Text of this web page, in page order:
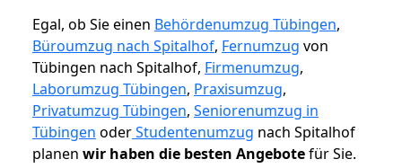
Egal, ob Sie einen Behördenumzug Tübingen,
Büroumzug nach Spitalhof, Fernumzug von
Tübingen nach Spitalhof, Firmenumzug,
Laborumzug Tübingen, Praxisumzug,
Privatumzug Tübingen, Seniorenumzug in
Tübingen oderStudentenumzug nach Spitalhof
planen wir haben die besten Angebotefür Sie.